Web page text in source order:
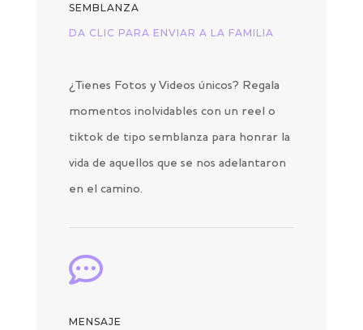
SEMBLANZA
DA CLIC PARA ENVIAR A LA FAMILIA
¿Tienes Fotos y Videos únicos? Regala
momentos inolvidables con un reel o
tiktok de tipo semblanza para honrar la
vida de aquellos que se nos adelantaron
en el camino.

MENSAJE